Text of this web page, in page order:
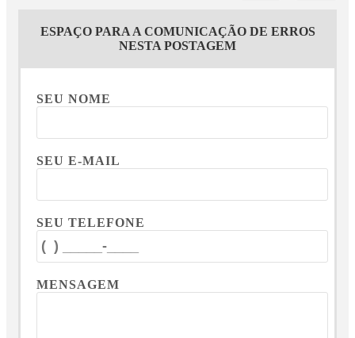
ESPAÇO PARA A COMUNICAÇÃO DE ERROS
NESTA POSTAGEM
SEU NOME
SEU E-MAIL
SEU TELEFONE
MENSAGEM